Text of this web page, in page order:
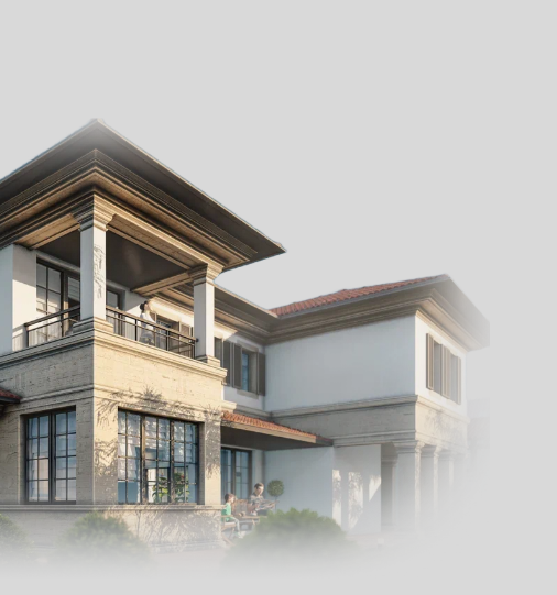
готовые проекты домов
Строительство домов
г. Севастополь